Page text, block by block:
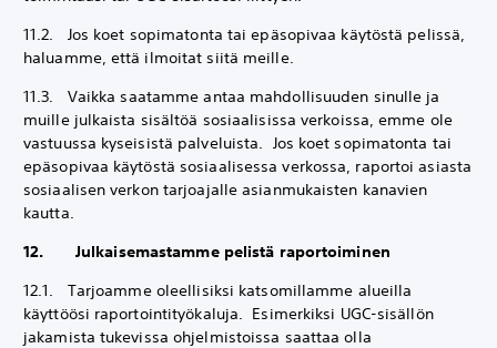
11.2. Jos koet sopimatonta tai epäsopivaa käytöstä pelissä,
haluamme, että ilmoitat siitä meille.
11.3. Vaikka saatamme antaa mahdollisuuden sinulle ja
muille julkaista sisältöä sosiaalisissa verkoissa, emme ole
vastuussa kyseisistä palveluista. Jos koet sopimatonta tai
epäsopivaa käytöstä sosiaalisessa verkossa, raportoi asiasta
sosiaalisen verkon tarjoajalle asianmukaisten kanavien
kautta.
12. Julkaisemastamme pelistä raportoiminen
12.1. Tarjoamme oleellisiksi katsomillamme alueilla
käyttöösi raportointityökaluja. Esimerkiksi UGC-sisällön
jakamista tukevissa ohjelmistoissa saattaa olla